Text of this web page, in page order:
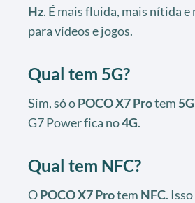
Hz. É mais fluida, mais nítida e
para vídeos e jogos.
Qual tem 5G?
Sim, só oPOCO X7 Protem
G7 Power fica no4G.
Qual tem NFC?
OPOCO X7 Protem NFC.